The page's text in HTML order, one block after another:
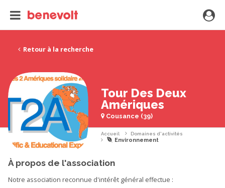
Retour à la recherche
Tour Des Deux
Amériques
Cousance (39)
Accueil Domaines d'activités
Environnement
À propos de l'association
Notre association reconnue d'intérêt général effectue :